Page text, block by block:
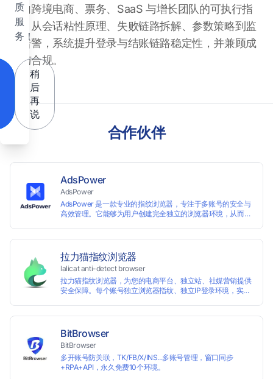
质
服
务！
稍
后
再
说
面向跨境电商、票务、SaaS 与增长团队的可执行指
南：从会话粘性原理、失败链路拆解、参数策略到监
控告警，系统提升登录与结账链路稳定性，并兼顾成
本与合规。
合作伙伴
AdsPower
AdsPower
AdsPower 是一款专业的指纹浏览器，专注于多账号的安全与
高效管理。它能够为用户创建完全独立的浏览器环境，从而避
拉力猫指纹浏览器
lalicat anti-detect browser
拉力猫指纹浏览器，为您的电商平台、独立站、社媒营销提供
安全保障。每个账号独立浏览器指纹、独立IP登录环境，实现
BitBrowser
BitBrowser
多开账号防关联，TK/FB/X/INS...多账号管理，窗口同步
+RPA+API，永久免费10个环境。